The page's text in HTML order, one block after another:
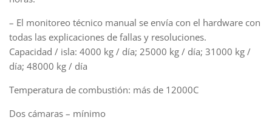
– El monitoreo técnico manual se envía con el hardware con
todas las explicaciones de fallas y resoluciones.
Capacidad / isla: 4000 kg / día; 25000 kg / día; 31000 kg /
día; 48000 kg / día
Temperatura de combustión: más de 12000C
Dos cámaras – mínimo